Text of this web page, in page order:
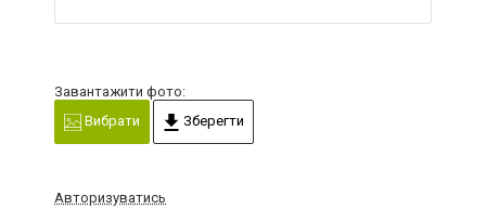
Завантажити фото:
Вибрати
Зберегти
Авторизуватись